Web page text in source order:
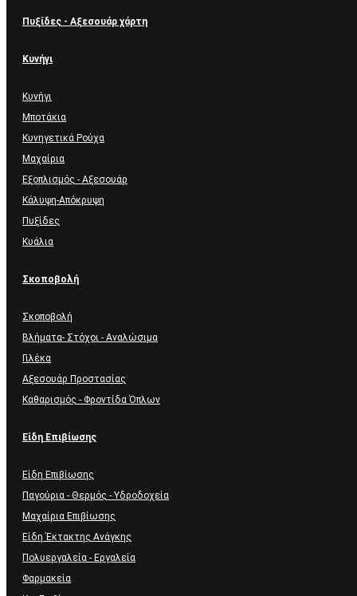
Πυξίδες - Αξεσουάρ χάρτη
Κυνήγι
Κυνήγι
Μποτάκια
Κυνηγετικά Ρούχα
Μαχαίρια
Εξοπλισμός - Αξεσουάρ
Κάλυψη-Απόκρυψη
Πυξίδες
Κυάλια
Σκοποβολή
Σκοποβολή
Βλήματα- Στόχοι - Αναλώσιμα
Γιλέκα
Αξεσουάρ Προστασίας
Καθαρισμός - Φροντίδα Όπλων
Είδη Επιβίωσης
Είδη Επιβίωσης
Παγούρια - Θερμός - Υδροδοχεία
Μαχαίρια Επιβίωσης
Είδη Έκτακτης Ανάγκης
Πολυεργαλεία - Εργαλεία
Φαρμακεία